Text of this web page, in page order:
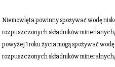
Niemowlęta powinny spożywać wodę
rozpuszczonych składników
powyżej 1 roku życia mogą spożywać
rozpuszczonych składników